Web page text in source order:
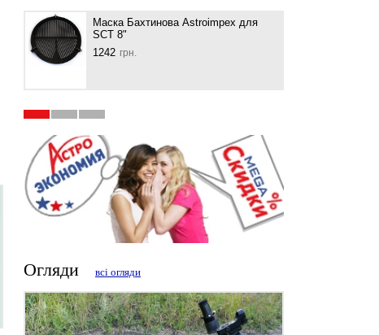
Маска Бахтинова Astroimpex для
SCT 8"
1242 грн.
Огляди всі огляди